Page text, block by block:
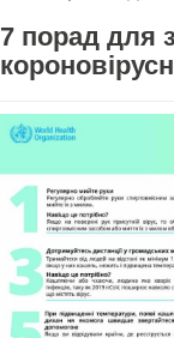
7 порад для